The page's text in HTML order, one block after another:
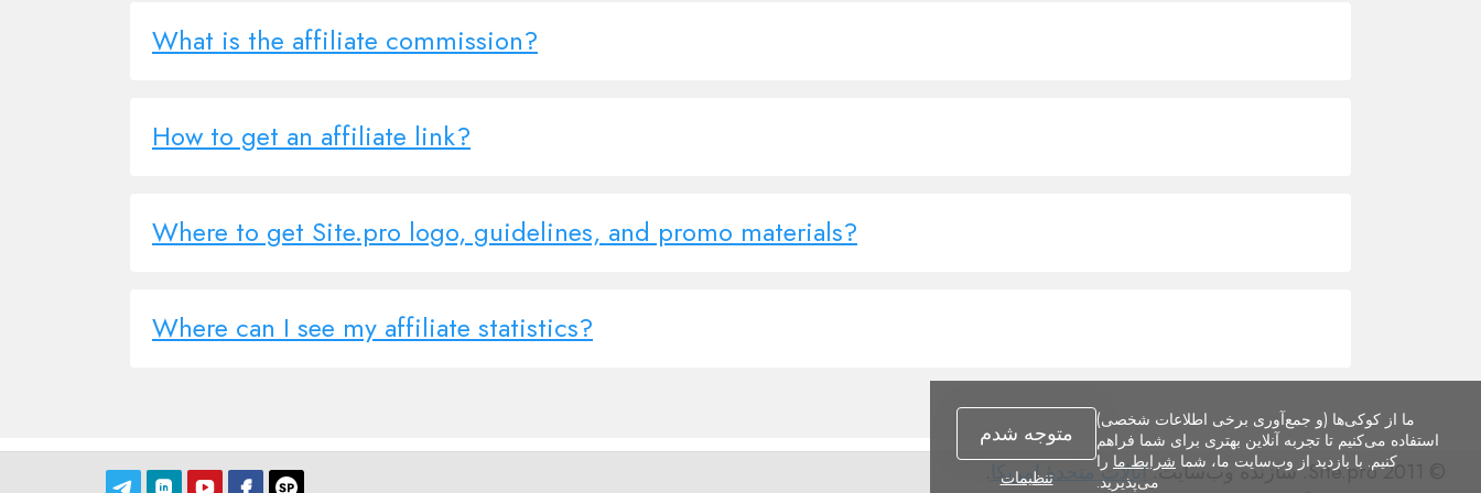
What is the affiliate commission?
How to get an affiliate link?
Where to get Site.pro logo, guidelines, and promo materials?
Where can I see my affiliate statistics?
ایالات متحدهٔ امریکا
ما از کوکی‌ها (و جمع‌آوری برخی اطلاعات شخصی)
استفاده می‌کنیم تا تجربه آنلاین بهتری برای شما فراهم
کنیم. با بازدید از وب‌سایت ما، شما شرایط ما را
می‌پذیرید.
متوجه شدم
تنظیمات